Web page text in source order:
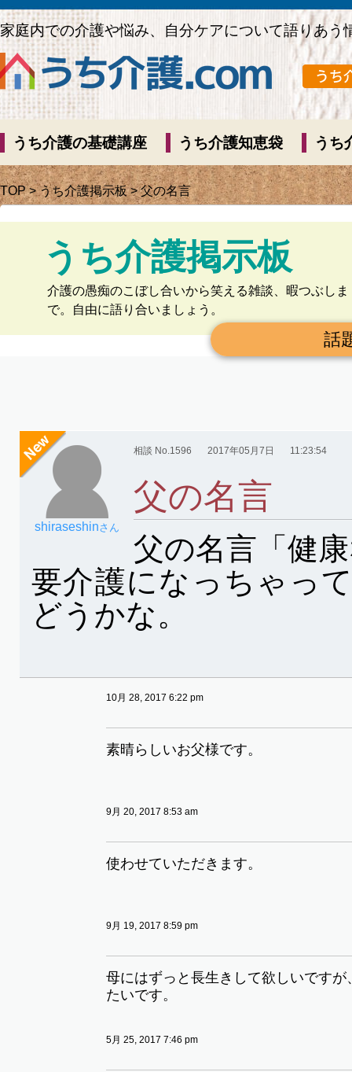
家庭内での介護や悩み、自分ケアについて語りあう
うち介護の基礎講座 うち介護知恵袋 うち
TOP>うち介護掲示板> 父の名言
うち介護掲示板
介護の愚痴のこぼし合いから笑える雑談、暇つぶしま
で。自由に語り合いましょう。
話
shiraseshinさん
相談 No.1596 2017年05月7日 11:23:54
父の名言
父の名言「健
要介護になっちゃっ
どうかな。
10月 28, 2017 6:22 pm
素晴らしいお父様です。
9月 20, 2017 8:53 am
使わせていただきます。
9月 19, 2017 8:59 pm
母にはずっと長生きして欲しいですが
たいです。
5月 25, 2017 7:46 pm